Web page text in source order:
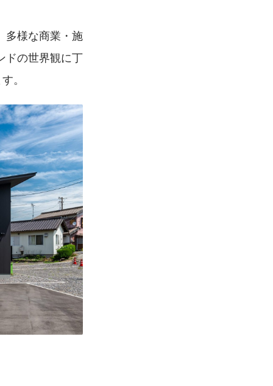
多様な商業・施
ドの世界観に丁
。